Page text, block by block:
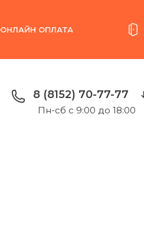
ОНЛАЙН ОПЛАТА
8 (8152) 70-77-77
Пн-сб с 9:00 до 18:00